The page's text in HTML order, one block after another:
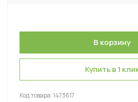
Купить в 1
Код товара:1473617